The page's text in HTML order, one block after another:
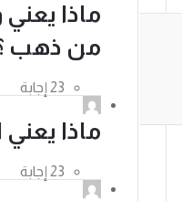
ماذا
من ذهب
ماذا يعني